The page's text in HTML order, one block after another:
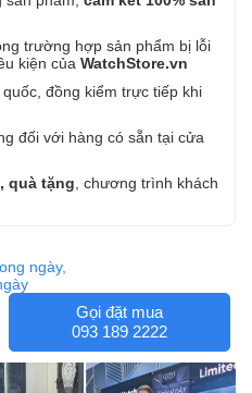
trường hợp sản phẩm bị lỗi
kiện của WatchStore.vn
đồng kiểm trực tiếp khi
đối với hàng có sẵn tại cửa
quà tặng , chương trình khách
ngày,
Gọi đặt mua
093 189 2222